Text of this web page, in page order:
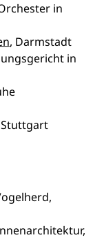
in
, Darmstadt
in
Stuttgart